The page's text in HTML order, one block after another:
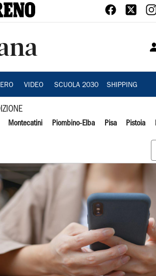
VIDEO SCUOLA 2030 SHIPPING
Montecatini Piombino-Elba Pisa Pistoia